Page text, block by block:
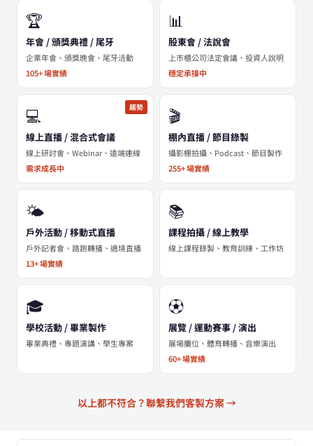
🏆
年會 / 頒獎典禮 / 尾牙
企業年會、頒獎晚會、尾牙活動
105+ 場實績
📊
股東會 / 法說會
上市櫃公司法定會議、投資人說明
穩定承接中
趨勢
💻
線上直播 / 混合式會議
線上研討會、Webinar、遠端連線
需求成長中
🎬
棚內直播 / 節目錄製
攝影棚拍攝、Podcast、節目製作
255+ 場實績
🌤️
戶外活動 / 移動式直播
戶外記者會、路跑轉播、遶境直播
13+ 場實績
📚
課程拍攝 / 線上教學
線上課程錄製、教育訓練、工作坊
🎓
學校活動 / 畢業製作
畢業典禮、專題演講、學生專案
⚽
展覽 / 運動賽事 / 演出
展場攤位、體育轉播、音樂演出
60+ 場實績
以上都不符合？聯繫我們客製方案 →